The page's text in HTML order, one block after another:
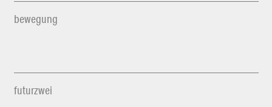
bewegung
futurzwei